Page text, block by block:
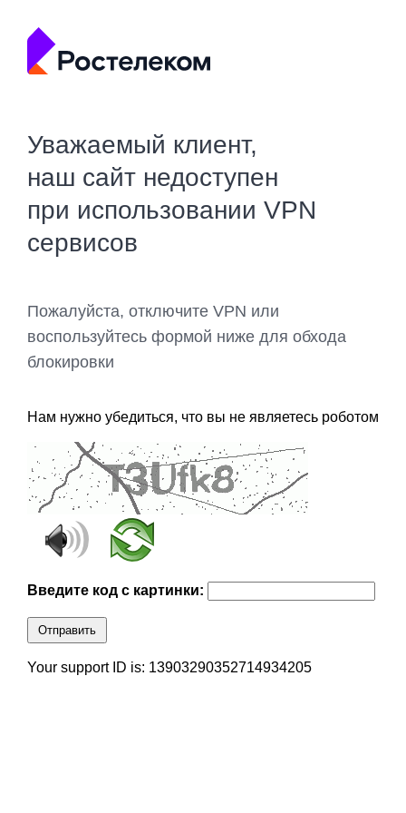
Уважаемый клиент,
наш сайт недоступен
при использовании VPN
сервисов
Пожалуйста, отключите VPN или
воспользуйтесь формой ниже для обхода
блокировки
Нам нужно убедиться, что вы не являетесь роботом
Введите код с картинки:
Отправить
Your support ID is: 13903290352714934205